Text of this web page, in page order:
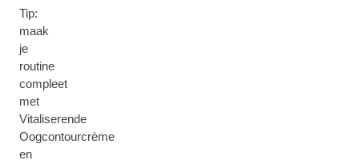
Tip:
maak
je
routine
compleet
met
Vitaliserende
Oogcontourcrème
en